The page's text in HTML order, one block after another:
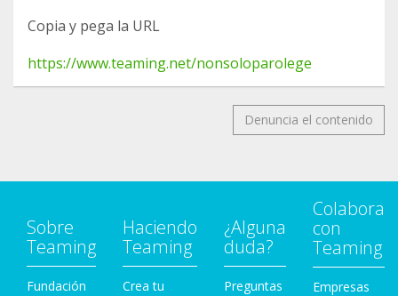
Copia y pega la URL
https://www.teaming.net/nonsoloparolege
Denuncia el contenido
Sobre
Teaming
Fundación
Haciendo
Teaming
Crea tu
¿Alguna
duda?
Preguntas
Colabora
con
Teaming
Empresas